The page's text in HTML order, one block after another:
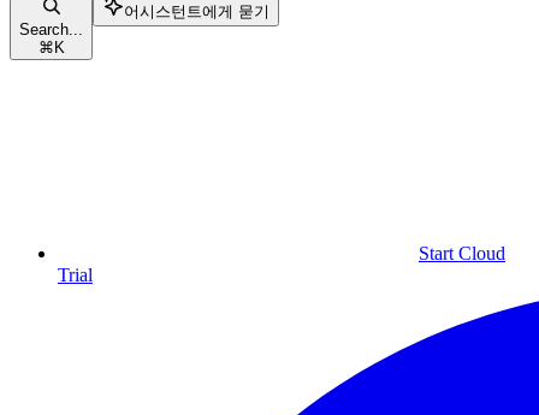
Search...
⌘ K
어시스턴트에게 묻기
Start Cloud
Trial